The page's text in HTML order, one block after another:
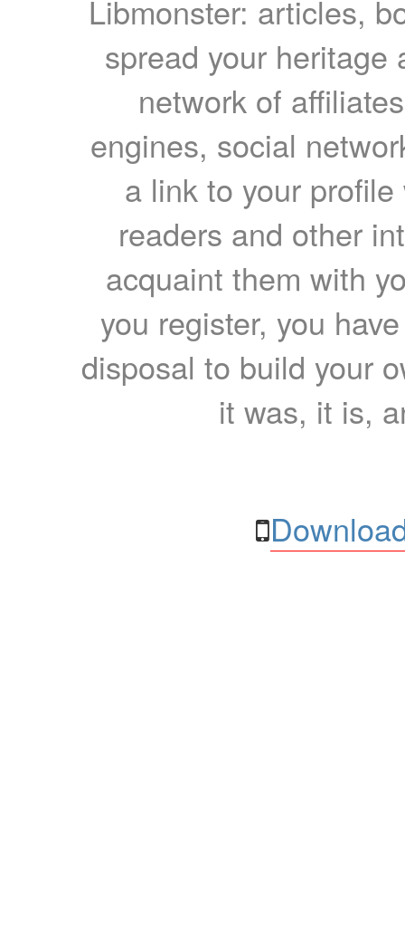
Libmonster: articles,
spread your heritage
network of
engines, social
a link to your
readers and other
acquaint them with
you register, you
disposal to build your
it was, it is,